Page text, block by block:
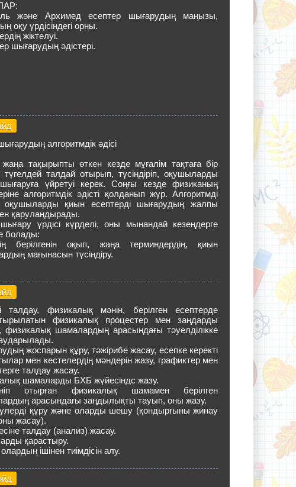
және Архимед есептер шығарудың маңызы,
оқу үрдісіндегі орны.
жіктелуі.
шығарудың әдістері.
алгоритмдік әдісі
жаңа тақырыпты өткен кезде мұғалім тақтаға бір
түгелдей талдай отырып, түсіндіріп, оқушыларды
үйретуі керек. Соңғы кезде физиканың
алгоритмдік әдісті қолданып жүр. Алгоритмді
оқушыларды қиын есептерді шығарудың жалпы
қаруландырады.
үрдісі күрделі, оны мынандай кезеңдерге
болады:
берілгенін оқып, жаңа терминдердің, қиын
мағынасын түсіндіру.
талдау, физикалық мәнін, берілген есептерде
физикалық процестер мен заңдарды
физикалық шамалардың арасындағы тәуелділікке
аударылады.
жоспарын құру, тәжірибе жасау, есепке керекті
мен кестелердің мәндерін жазу, графиктер мен
талдау жасау.
шамаларды БХБ жүйесіндс жазу.
отырған физикалық шамамен берілген
арасындағы заңдылықты тауып, оны жазу.
құру және оларды шешу (қондырғыны жинау
жасау).
талдау (анализ) жасау.
қарастыру.
ішінен тиімдісін алу.